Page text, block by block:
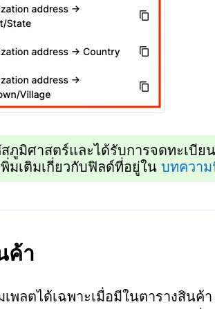
ภูมิศาสตร์และได้รับการจดทะเบีย
มเติมเกี่ยวกับฟิลด์ที่อยู่ใน บทควา
ค้า
เพลตได้เฉพาะเมื่อมีในตารางสิน